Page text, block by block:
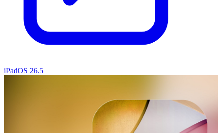
iPadOS 26.5